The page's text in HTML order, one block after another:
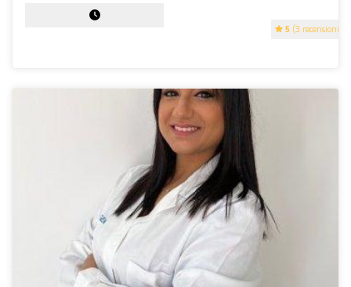
5 (3 recensioni)